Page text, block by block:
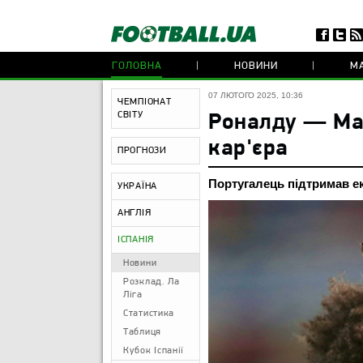
ГОЛОВНА НОВИНИ
ЧЕМПІОНАТ
СВІТУ
ПРОГНОЗИ
УКРАЇНА
АНГЛІЯ
ІСПАНІЯ
Новини
Розклад. Ла
Ліга
Статистика
Таблиця
Кубок Іспанії
07 ЛЮТОГО 2025, 10:36
Роналду —
кар'єра
Португалець підтримав